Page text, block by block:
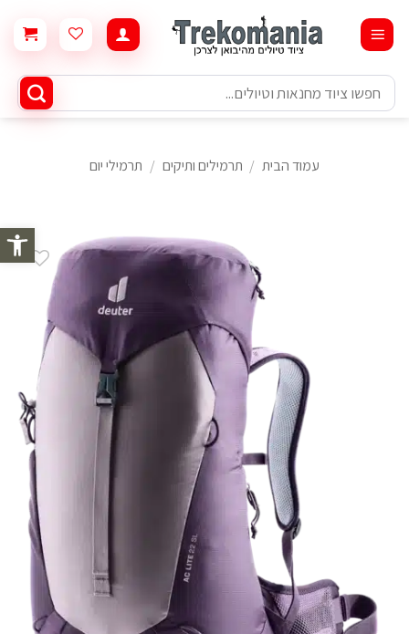
פתח
content
חיפוש
עבור:
עמוד הבית / תרמילים ותיקים / תרמילי יום